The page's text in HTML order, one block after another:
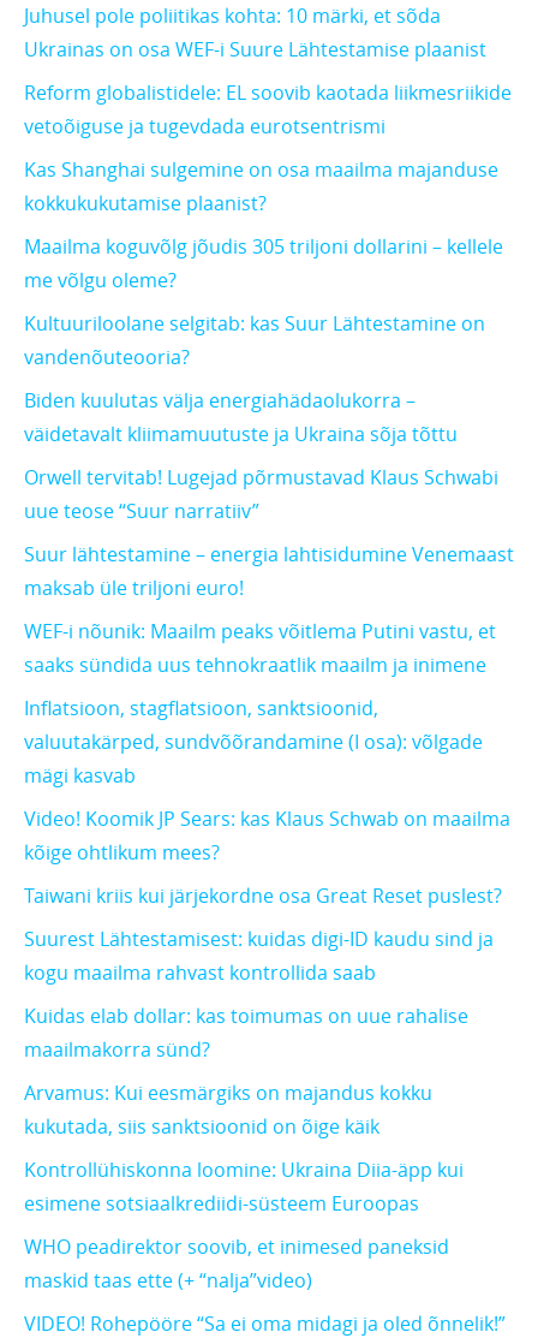
Juhusel pole poliitikas kohta: 10 märki, et sõda
Ukrainas on osa WEF-i Suure Lähtestamise plaanist
Reform globalistidele: EL soovib kaotada liikmesriikide
vetoõiguse ja tugevdada eurotsentrismi
Kas Shanghai sulgemine on osa maailma majanduse
kokkukukutamise plaanist?
Maailma koguvõlg jõudis 305 triljoni dollarini – kellele
me võlgu oleme?
Kultuuriloolane selgitab: kas Suur Lähtestamine on
vandenõuteooria?
Biden kuulutas välja energiahädaolukorra –
väidetavalt kliimamuutuste ja Ukraina sõja tõttu
Orwell tervitab! Lugejad põrmustavad Klaus Schwabi
uue teose “Suur narratiiv”
Suur lähtestamine – energia lahtisidumine Venemaast
maksab üle triljoni euro!
WEF-i nõunik: Maailm peaks võitlema Putini vastu, et
saaks sündida uus tehnokraatlik maailm ja inimene
Inflatsioon, stagflatsioon, sanktsioonid,
valuutakärped, sundvõõrandamine (I osa): võlgade
mägi kasvab
Video! Koomik JP Sears: kas Klaus Schwab on maailma
kõige ohtlikum mees?
Taiwani kriis kui järjekordne osa Great Reset puslest?
Suurest Lähtestamisest: kuidas digi-ID kaudu sind ja
kogu maailma rahvast kontrollida saab
Kuidas elab dollar: kas toimumas on uue rahalise
maailmakorra sünd?
Arvamus: Kui eesmärgiks on majandus kokku
kukutada, siis sanktsioonid on õige käik
Kontrollühiskonna loomine: Ukraina Diia-äpp kui
esimene sotsiaalkrediidi-süsteem Euroopas
WHO peadirektor soovib, et inimesed paneksid
maskid taas ette (+ “nalja”video)
VIDEO! Rohepööre “Sa ei oma midagi ja oled õnnelik!”